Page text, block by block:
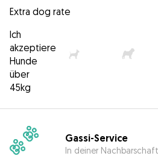
Extra dog rate
Ich
akzeptiere
Hunde
über
45kg
Gassi-Service
In deiner